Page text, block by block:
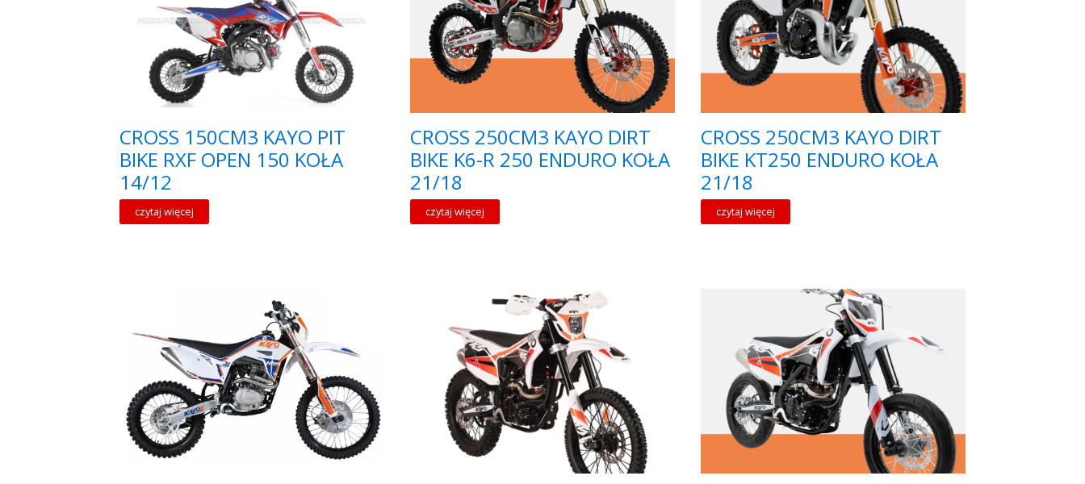
CROSS 150CM3 KAYO PIT
BIKE RXF OPEN 150 KOŁA
14/12
czytaj więcej
CROSS 250CM3 KAYO DIRT
BIKE K6-R 250 ENDURO KOŁA
21/18
czytaj więcej
CROSS 250CM3 KAYO DIRT
BIKE KT250 ENDURO KOŁA
21/18
czytaj więcej